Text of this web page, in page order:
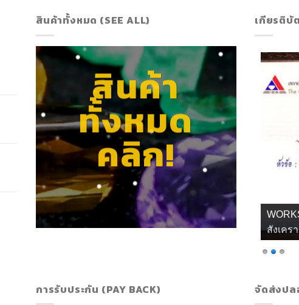
สินค้าทั้งหมด (SEE ALL)
สินค้า
ทั้งหมด
คลิก!
เกียรติบั
เกียร
การรับประกัน (PAY BACK) จัดส่งปล